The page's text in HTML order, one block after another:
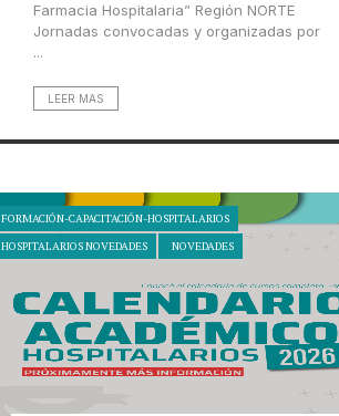
Farmacia Hospitalaria” Región NORTE
Jornadas convocadas y organizadas por
...
LEER MAS
FORMACIÓN-CAPACITACIÓN-HOSPITALARIOS
HOSPITALARIOS NOVEDADES
NOVEDADES